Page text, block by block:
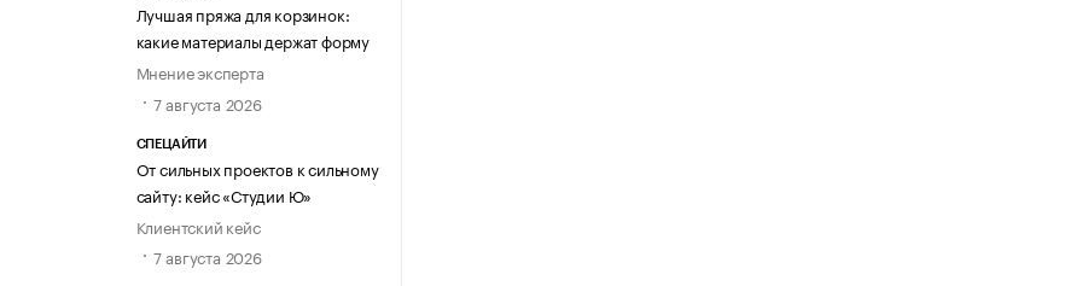
Лучшая пряжа для корзинок:
какие материалы держат форму
Мнение эксперта
7 августа 2026
СПЕЦАЙТИ
От сильных проектов к сильному
сайту: кейс «Студии Ю»
Клиентский кейс
7 августа 2026